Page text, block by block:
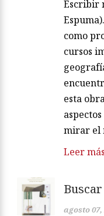
Escribir
como
cursos
esta
mirar el
Leer más
agosto 07,